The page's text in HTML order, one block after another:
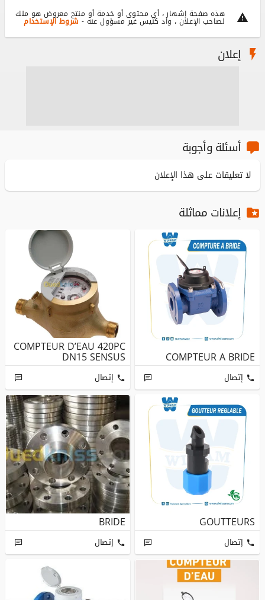
هذه صفحة إشهار ، أي محتوى أو خدمة أو منتج معروض هو ملك
لصاحب الإعلان ، واد كنيس غير مسؤول عنه - شروط الإستخدام
إعلان
أسئلة وأجوبة
لا تعليقات على هذا الإعلان
إعلانات مماثلة
COMPTEUR A BRIDE
إتصال
COMPTEUR D’EAU 420PC
DN15 SENSUS
إتصال
GOUTTEURS
إتصال
BRIDE
إتصال